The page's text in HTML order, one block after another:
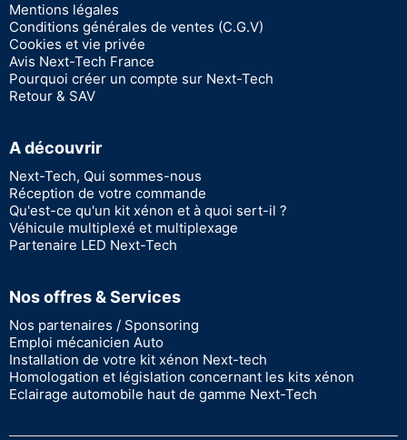
Mentions légales
Conditions générales de ventes (C.G.V)
Cookies et vie privée
Avis Next-Tech France
Pourquoi créer un compte sur Next-Tech
Retour & SAV
A découvrir
Next-Tech, Qui sommes-nous
Réception de votre commande
Qu'est-ce qu'un kit xénon et à quoi sert-il ?
Véhicule multiplexé et multiplexage
Partenaire LED Next-Tech
Nos offres & Services
Nos partenaires / Sponsoring
Emploi mécanicien Auto
Installation de votre kit xénon Next-tech
Homologation et législation concernant les kits xénon
Eclairage automobile haut de gamme Next-Tech